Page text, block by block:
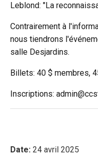
Leblond: "La
Contrairement à
nous tiendrons
salle Desjardins.
Billets: 40 $ membres,
Inscriptions:
Date: 24 avril 2025